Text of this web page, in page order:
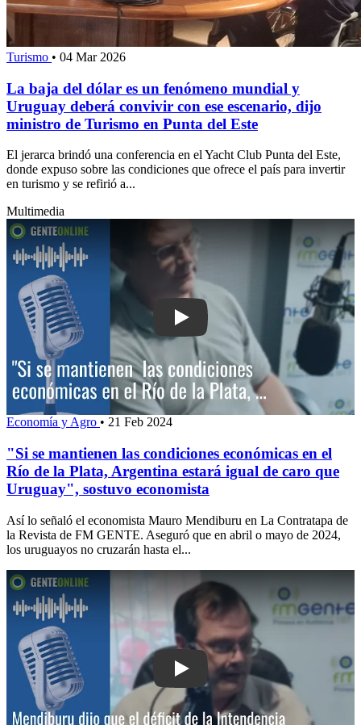
Turismo • 04 Mar 2026
La baja del dólar es un fenómeno mundial y
Uruguay deberá convivir con ese escenario, dijo
ministro de Turismo en Punta del Este
El jerarca brindó una conferencia en el Yacht Club Punta del Este,
donde expuso sobre las condiciones que ofrece el país para invertir
en turismo y se refirió a...
Multimedia
Play: "Si se
Economía y Agro • 21 Feb 2024
"Si se mantienen las condiciones económicas en el
Río de la Plata, Argentina estará igual de caro que
Uruguay", sostuvo economista
Así lo señaló el economista Mauro Mendiburu en La Contratapa de
la Revista de FM GENTE. Aseguró que en abril o mayo de 2024,
los uruguayos no cruzarán hasta el...
Play: Mendiburu dijo que el déficit de